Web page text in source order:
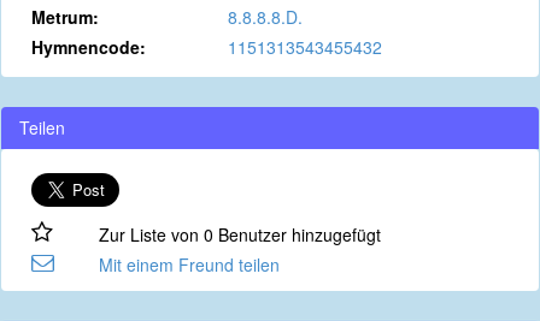
Metrum:
8.8.8.8.D.
Hymnencode:
1151313543455432
Teilen
Zur Liste von 0 Benutzer hinzugefügt
Mit einem Freund teilen